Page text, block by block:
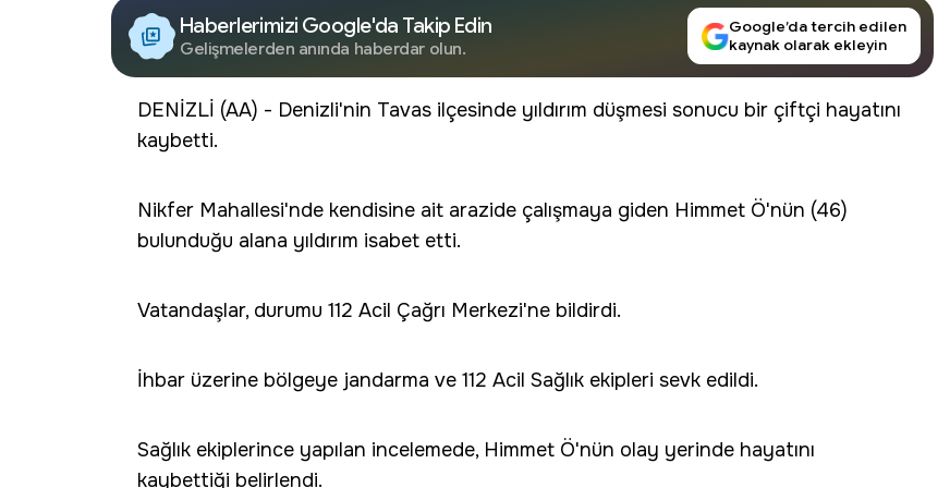
Haberlerimizi Google'da Takip Edin
Gelişmelerden anında haberdar olun.
Google’da tercih edilen
kaynak olarak ekleyin
DENİZLİ (AA) - Denizli'nin Tavas ilçesinde yıldırım düşmesi sonucu bir çiftçi hayatını
kaybetti.
Nikfer Mahallesi'nde kendisine ait arazide çalışmaya giden Himmet Ö'nün (46)
bulunduğu alana yıldırım isabet etti.
Vatandaşlar, durumu 112 Acil Çağrı Merkezi'ne bildirdi.
İhbar üzerine bölgeye jandarma ve 112 Acil Sağlık ekipleri sevk edildi.
Sağlık ekiplerince yapılan incelemede, Himmet Ö'nün olay yerinde hayatını
kaybettiği belirlendi.